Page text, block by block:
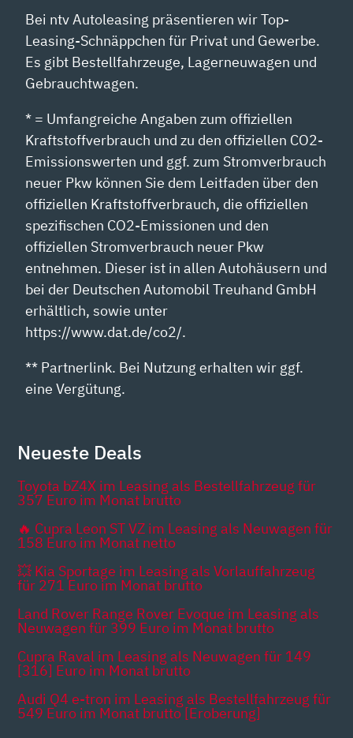
Bei ntv Autoleasing präsentieren wir Top-
Leasing-Schnäppchen für Privat und Gewerbe.
Es gibt Bestellfahrzeuge, Lagerneuwagen und
Gebrauchtwagen.
* = Umfangreiche Angaben zum offiziellen
Kraftstoffverbrauch und zu den offiziellen CO2-
Emissionswerten und ggf. zum Stromverbrauch
neuer Pkw können Sie dem Leitfaden über den
offiziellen Kraftstoffverbrauch, die offiziellen
spezifischen CO2-Emissionen und den
offiziellen Stromverbrauch neuer Pkw
entnehmen. Dieser ist in allen Autohäusern und
bei der Deutschen Automobil Treuhand GmbH
erhältlich, sowie unter
https://www.dat.de/co2/.
** Partnerlink. Bei Nutzung erhalten wir ggf.
eine Vergütung.
Neueste Deals
Toyota bZ4X im Leasing als Bestellfahrzeug für
357 Euro im Monat brutto
🔥 Cupra Leon ST VZ im Leasing als Neuwagen für
158 Euro im Monat netto
💥 Kia Sportage im Leasing als Vorlauffahrzeug
für 271 Euro im Monat brutto
Land Rover Range Rover Evoque im Leasing als
Neuwagen für 399 Euro im Monat brutto
Cupra Raval im Leasing als Neuwagen für 149
[316] Euro im Monat brutto
Audi Q4 e-tron im Leasing als Bestellfahrzeug für
549 Euro im Monat brutto [Eroberung]